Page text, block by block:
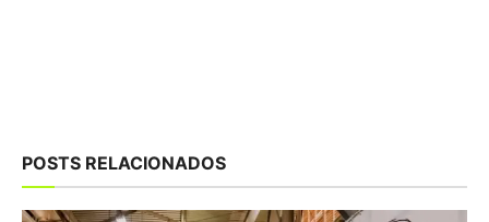
POSTS RELACIONADOS